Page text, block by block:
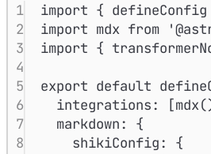
1
import {
2
import mdx from
3
import {
4
5
export default
6
integrations:
7
markdown: {
8
shikiConfig: {